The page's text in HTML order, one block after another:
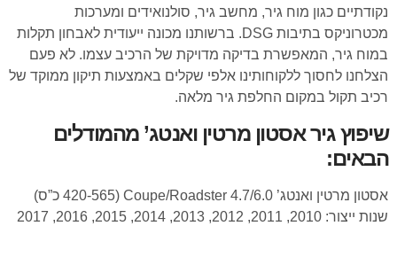
נקודתיים כגון מוח גיר, מחשב גיר, סולנואידים ומערכות
מכטרוניקס בתיבות DSG. ברשותנו מכונה ייעודית לאבחון תקלות
במוח גיר, המאפשרת בדיקה מדויקת של הרכיב עצמו. לא פעם
הצלחנו לחסוך ללקוחותינו אלפי שקלים באמצעות תיקון ממוקד של
רכיב תקול במקום החלפת גיר מלאה.
שיפוץ גיר אסטון מרטין ואנטג’ מהמודלים
הבאים:
אסטון מרטין ואנטג’ Coupe/Roadster 4.7/6.0 (420-565 כ”ס)
שנות ייצור: 2010, 2011, 2012, 2013, 2014, 2015, 2016, 2017